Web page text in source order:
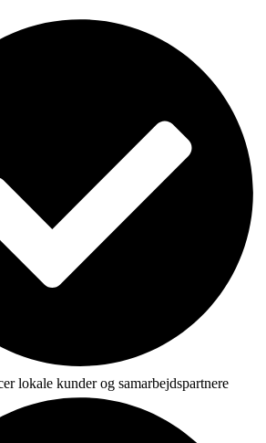
lokale kunder og samarbejdspartnere